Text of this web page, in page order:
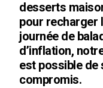
desserts
pour recharger
journée de
d’inflation,
est possible de
compromis.